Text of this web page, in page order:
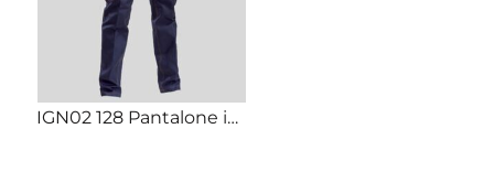
IGN02 128 Pantalone ignifugo 100% cotone ignifugato peso 295 certificato EN 13688:2022 UNI EN ISO 11611: 2015 UNI EN ISO 11612:2015